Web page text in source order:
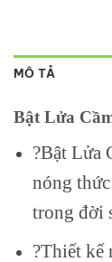
MÔ TẢ
Bật Lửa
?Bật Lửa
nóng
trong đời
?Thiết kế